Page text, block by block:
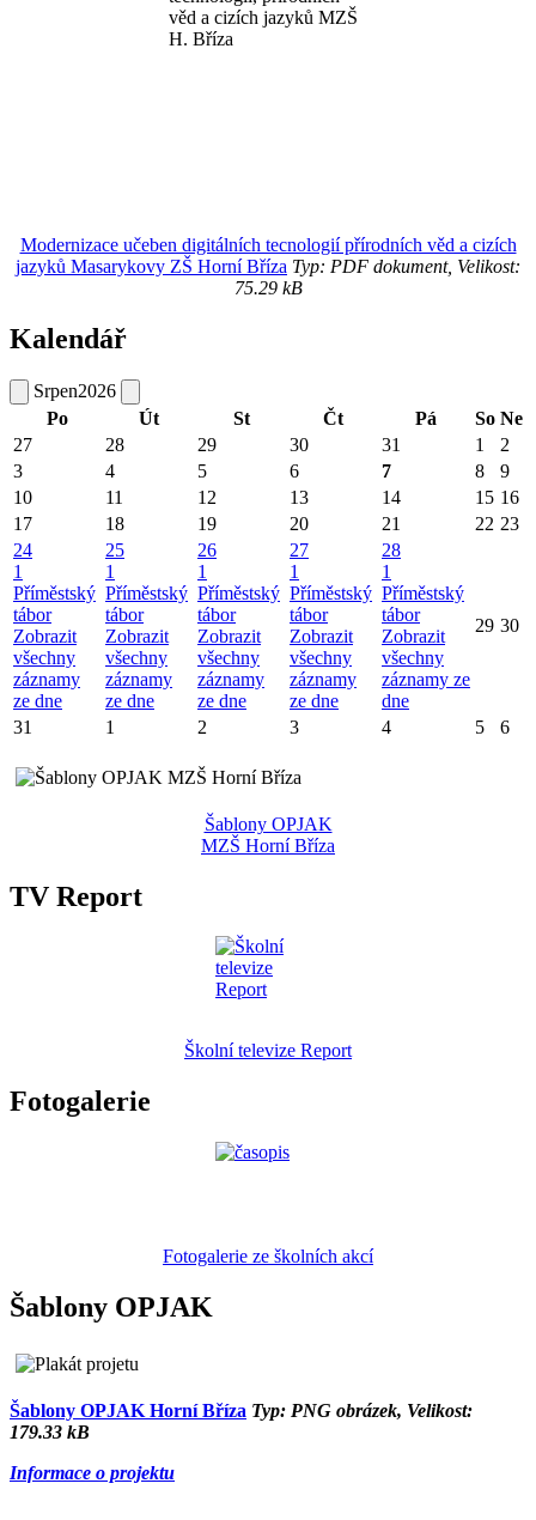
Modernizace učeben digitálních tecnologií přírodních věd a cizích
jazyků Masarykovy ZŠ Horní Bříza Typ: PDF dokument, Velikost:
75.29 kB
Kalendář
Srpen2026
Po
Út St Čt Pá So Ne
27
28 29 30 31 1
2
3
4 5 6 7 8
9
10
11 12 13 14 15 16
17
18 19 20 21 22 23
24
1
Příměstský
tábor
Zobrazit
všechny
záznamy
ze dne
25
1
Příměstský
tábor
Zobrazit
všechny
záznamy
ze dne
26
1
Příměstský
tábor
Zobrazit
všechny
záznamy
ze dne
27
1
Příměstský
tábor
Zobrazit
všechny
záznamy
ze dne
28
1
Příměstský
tábor
Zobrazit
všechny
záznamy ze
dne
29 30
31 1 2 3 4 5 6
Šablony OPJAK
MZŠ Horní Bříza
TV Report
Školní televize Report
Fotogalerie
Fotogalerie ze školních akcí
Šablony OPJAK
Šablony OPJAK Horní Bříza Typ: PNG obrázek, Velikost:
179.33 kB
Informace o projektu